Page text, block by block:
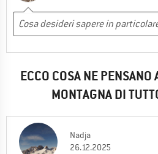
ECCO COSA NE
MONTAGNA DI
Nadja
26.12.2025